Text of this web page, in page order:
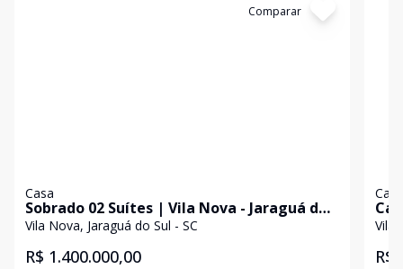
Comparar
Casa
Sobrado 02 Suítes | Vila Nova - Jaraguá do
Sul
Vila Nova, Jaraguá do Sul - SC
R$ 1.400.000,00
Casa
Vila
R$